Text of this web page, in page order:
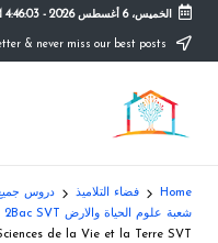
content
الخميس، 6 أغسطس 2026 -
4:46:03 PM
م
و
ق
ع
التعليم
الصريح
Home فضاء التلاميذ دروس
شعبة علوم الحياة والارض 2Bac SVT
de la Vie et la Terre SVT